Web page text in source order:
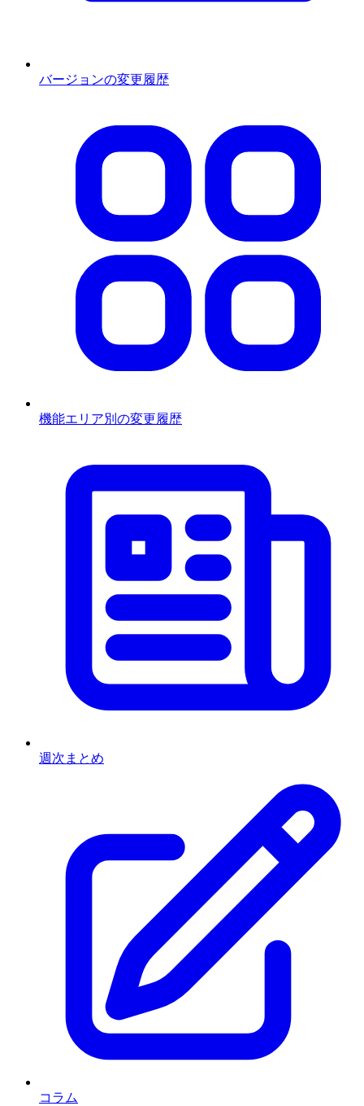
バージョンの変更履歴
機能エリア別の変更履歴
週次まとめ
コラム